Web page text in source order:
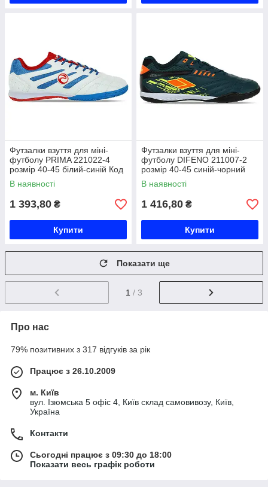
Футзалки взуття для міні-
футболу PRIMA 221022-4
розмір 40-45 білий-синій Код
221022-4
В наявності
1 393,80 ₴
Купити
Футзалки взуття для міні-
футболу DIFENO 211007-2
розмір 40-45 синій-чорний
Код 211007-2
В наявності
1 416,80 ₴
Купити
Показати ще
1 / 3
Про нас
79% позитивних з 317 відгуків за рік
Працює з 26.10.2009
м. Київ
вул. Ізюмська 5 офіс 4, Київ склад самовивозу, Київ,
Україна
Контакти
Сьогодні працює з 09:30 до 18:00
Показати весь графік роботи